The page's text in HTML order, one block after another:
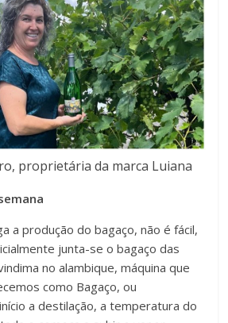
proprietária da marca Luiana
a produção do bagaço, não é fácil,
junta-se o bagaço das
no alambique, máquina que
como Bagaço, ou
a destilação, a temperatura do